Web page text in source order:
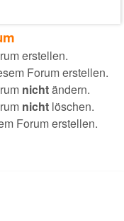
erstellen.
Forum erstellen.
nichtändern.
nicht löschen.
Forum erstellen.